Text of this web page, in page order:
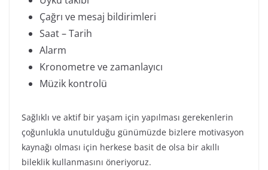
Çağrı ve mesaj bildirimleri
Saat – Tarih
Alarm
Kronometre ve zamanlayıcı
Müzik kontrolü
Sağlıklı ve aktif bir yaşam için yapılması gerekenlerin
çoğunlukla unutulduğu günümüzde bizlere motivasyon
kaynağı olması için herkese basit de olsa bir akıllı
bileklik kullanmasını öneriyoruz.